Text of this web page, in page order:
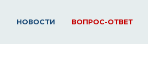
НОВОСТИ ВОПРОС-ОТВЕТ